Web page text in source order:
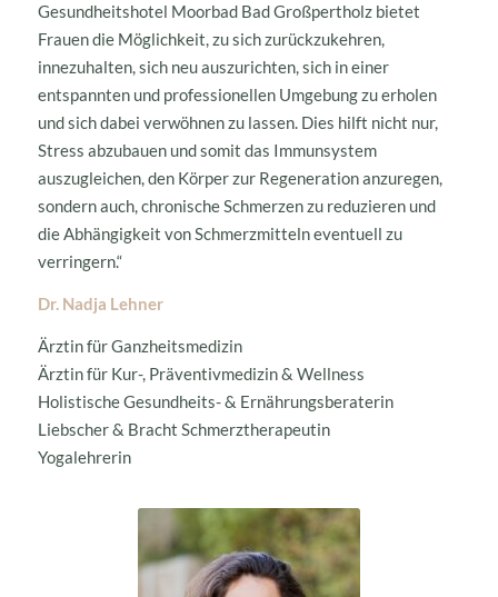
Gesundheitshotel Moorbad Bad Großpertholz bietet
Frauen die Möglichkeit, zu sich zurückzukehren,
innezuhalten, sich neu auszurichten, sich in einer
entspannten und professionellen Umgebung zu erholen
und sich dabei verwöhnen zu lassen. Dies hilft nicht nur,
Stress abzubauen und somit das Immunsystem
auszugleichen, den Körper zur Regeneration anzuregen,
sondern auch, chronische Schmerzen zu reduzieren und
die Abhängigkeit von Schmerzmitteln eventuell zu
verringern.“
Dr. Nadja Lehner
Ärztin für Ganzheitsmedizin
Ärztin für Kur-, Präventivmedizin & Wellness
Holistische Gesundheits- & Ernährungsberaterin
Liebscher & Bracht Schmerztherapeutin
Yogalehrerin